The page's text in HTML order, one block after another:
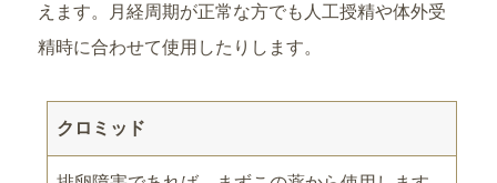
えます。月経周期が正常な方でも人工授精や体外受
精時に合わせて使用したりします。
クロミッド